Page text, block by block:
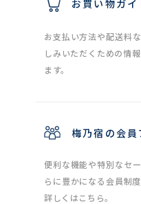
お買い物ガイ
お支払い方法や配送料
しみいただくための情
ます。
梅乃宿の会員
便利な機能や特別なセ
らに豊かになる会員制
詳しくはこちら。